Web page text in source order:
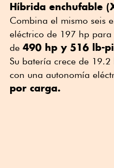
Híbrida enchufable
Combina el mismo seis
eléctrico de 197 hp
de 490 hp y 516 lb-
Su batería crece de 19.2
con una autonomía
por carga.